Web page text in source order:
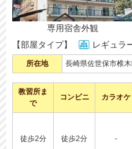
専用宿舎外観
【部屋タイプ】
レギュラ
所在地 長崎県佐世保市椎
教習所ま
で
コンビニ カラオケ
徒歩2分 徒歩2分 -